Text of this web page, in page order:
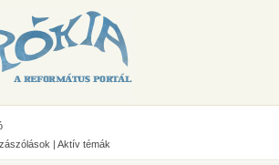
| Aktív témák